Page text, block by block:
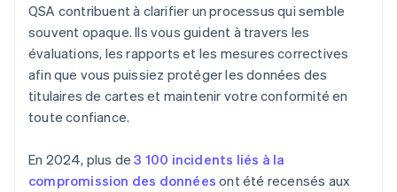
QSA contribuent à clarifier un processus qui semble
souvent opaque. Ils vous guident à travers les
évaluations, les rapports et les mesures correctives
afin que vous puissiez protéger les données des
titulaires de cartes et maintenir votre conformité en
toute confiance.
En 2024, plus de3 100 incidents liés à la
compromission des données ont été recensés aux